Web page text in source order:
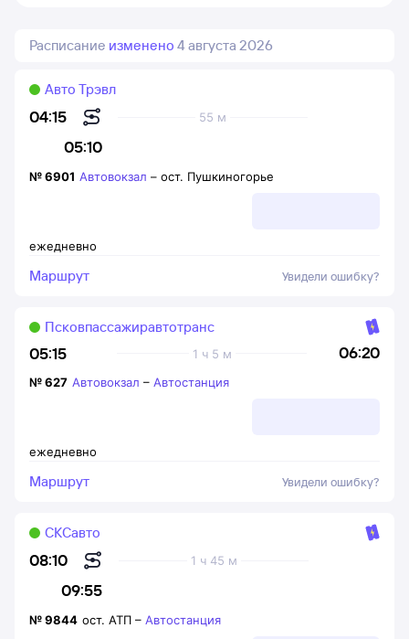
Расписание изменено 4 августа 2026
04:15
05:10
55 м
Авто Трэвл
ежедневно
№6901 Автовокзал – ост. Пушкиногорье
Маршрут Увидели ошибку?
05:15 06:20
1 ч 5 м
Псковпассажиравтотранс
ежедневно
№627 Автовокзал – Автостанция
Маршрут Увидели ошибку?
08:10
09:55
1 ч 45 м
СКСавто
№9844 ост. АТП – Автостанция